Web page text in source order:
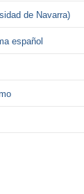
de Navarra)
español